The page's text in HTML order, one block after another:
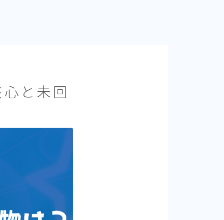
と未回